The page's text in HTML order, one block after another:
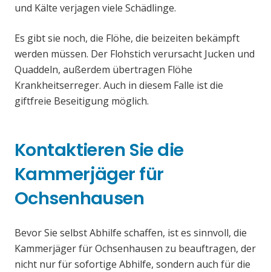
und Kälte verjagen viele Schädlinge.
Es gibt sie noch, die Flöhe, die beizeiten bekämpft
werden müssen. Der Flohstich verursacht Jucken und
Quaddeln, außerdem übertragen Flöhe
Krankheitserreger. Auch in diesem Falle ist die
giftfreie Beseitigung möglich.
Kontaktieren Sie die
Kammerjäger für
Ochsenhausen
Bevor Sie selbst Abhilfe schaffen, ist es sinnvoll, die
Kammerjäger für Ochsenhausen zu beauftragen, der
nicht nur für sofortige Abhilfe, sondern auch für die